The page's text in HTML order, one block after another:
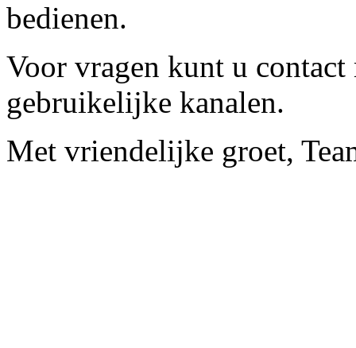
bedienen.
Voor vragen kunt u contact
gebruikelijke kanalen.
Met vriendelijke groet,